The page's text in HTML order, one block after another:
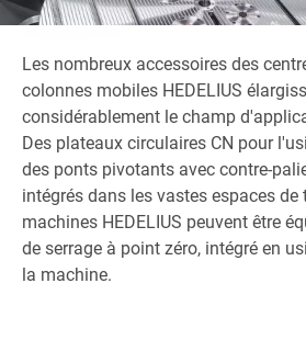
Les nombreux accessoires des
colonnes mobiles HEDELIUS
considérablement le champ
Des plateaux circulaires CN pour
des ponts pivotants avec contre-
intégrés dans les vastes espaces
machines HEDELIUS peuvent être
de serrage à point zéro, intégré en
la machine.